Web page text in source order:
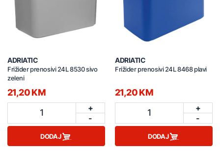
ADRIATIC
Frižider prenosivi 24L 8530 sivo
zeleni
21,20 KM
1
+
-
DODAJ
ADRIATIC
Frižider prenosivi 24L 8468 plavi
21,20 KM
1
+
-
DODAJ